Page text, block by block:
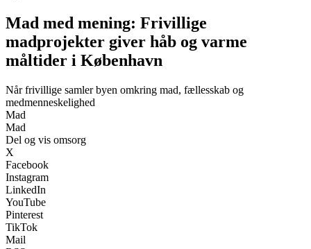
Mad med mening: Frivillige
madprojekter giver håb og varme
måltider i København
Når frivillige samler byen omkring mad, fællesskab og
medmenneskelighed
Mad
Mad
Del og vis omsorg
X
Facebook
Instagram
LinkedIn
YouTube
Pinterest
TikTok
Mail